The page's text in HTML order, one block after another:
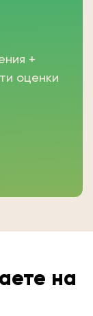
+
оценки
на